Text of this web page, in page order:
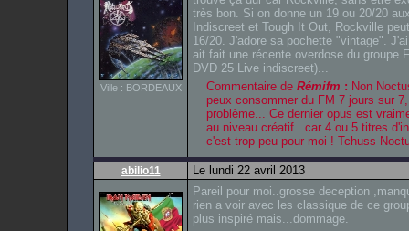
Ville : BORDEAUX
très bon. Si on donne un 19 ou 20/20
Indiscreet et Tough It Out, Rockville
16/20. J'adore sa pochette "vintage".
ait fait une récente overdose du groupe
DVD 25 Live indiscreet)...
Commentaire de Rémifm : Non
peux consommer du FM 7 jours sur
problème... Ce dernier opus est
au niveau créatif...car 4 ou 5 titres
c'est trop peu pour moi ! Tchuss
abilio11
Le lundi 22 avril 2013
Pareil pour moi..grosse deception
rien a voir avec les classique de ce
plus inspiré mais...dommage.